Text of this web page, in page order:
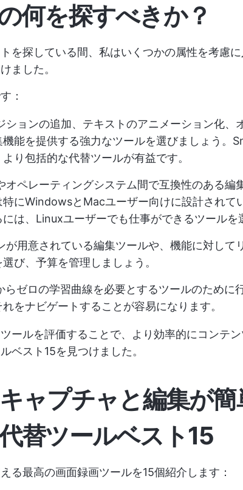
何を探すべきか？
を探している間、私はいくつかの属性を考慮
ました。
：
ションの追加、テキストのアニメーション化、
能を提供する強力なツールを選びましょう。
り包括的な代替ツールが有益です。
オペレーティングシステム間で互換性のある編
にWindowsとMacユーザー向けに設計されて
は、Linuxユーザーでも仕事ができるツールを
が用意されている編集ツールや、機能に対して
び、予算を管理しましょう。
らゼロの学習曲線を必要とするツールのために
をナビゲートすることが容易になります。
ールを評価することで、より効率的にコンテ
ベスト15を見つけました。
ャプチャと編集が
替ツールベスト15
る最高の画面録画ツールを15個紹介します：